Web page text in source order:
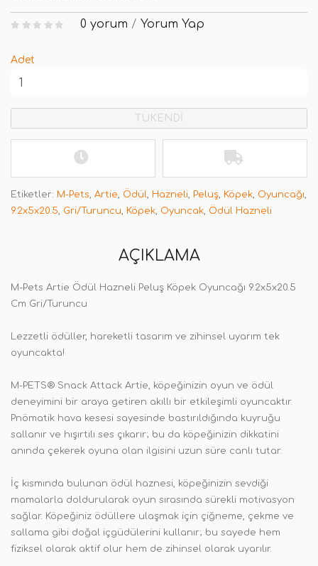
0 yorum / Yorum Yap
Adet
TÜKENDİ
Etiketler: M-Pets, Artie, Ödül, Hazneli, Peluş, Köpek, Oyuncağı,
9.2x5x20.5, Gri/Turuncu, Köpek, Oyuncak, Ödül Hazneli
AÇIKLAMA
M-Pets Artie Ödül Hazneli Peluş Köpek Oyuncağı 9.2x5x20.5
Cm Gri/Turuncu
Lezzetli ödüller, hareketli tasarım ve zihinsel uyarım tek
oyuncakta!
M-PETS® Snack Attack Artie, köpeğinizin oyun ve ödül
deneyimini bir araya getiren akıllı bir etkileşimli oyuncaktır.
Pnömatik hava kesesi sayesinde bastırıldığında kuyruğu
sallanır ve hışırtılı ses çıkarır; bu da köpeğinizin dikkatini
anında çekerek oyuna olan ilgisini uzun süre canlı tutar.
İç kısmında bulunan ödül haznesi, köpeğinizin sevdiği
mamalarla doldurularak oyun sırasında sürekli motivasyon
sağlar. Köpeğiniz ödüllere ulaşmak için çiğneme, çekme ve
sallama gibi doğal içgüdülerini kullanır; bu sayede hem
fiziksel olarak aktif olur hem de zihinsel olarak uyarılır.